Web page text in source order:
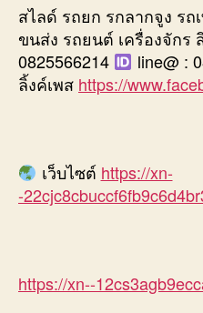
สไลด์ รถยก รกลากจูง รถ
ขนส่ง รถยนต์ เครื่องจักร
0825566214
line@ :
ลิ้งค์เพส https://
เว็บไซต์ https://xn-
-
https://xn--